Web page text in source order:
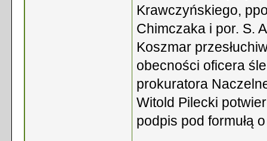
Krawczyńskiego,
Chimczaka i por. S.
Koszmar
obecności oficera
prokuratora
Witold Pilecki
podpis pod formułą